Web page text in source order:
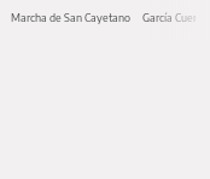
Marcha de San Cayetano García Cuerva